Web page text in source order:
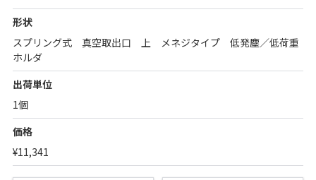
形状
スプリング式 真空取出口 上 メネジタイプ 低発塵／低荷重
ホルダ
出荷単位
1個
価格
¥11,341